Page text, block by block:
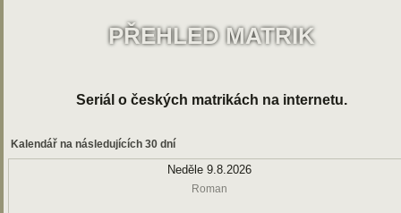
PŘEHLED MATRIK
Seriál o českých matrikách na internetu.
Kalendář na následujících 30 dní
Neděle 9.8.2026
Roman